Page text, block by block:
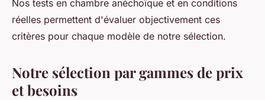
Nos tests en chambre anéchoïque et en conditions
réelles permettent d'évaluer objectivement ces
critères pour chaque modèle de notre sélection.
Notre sélection par gammes de prix
et besoins